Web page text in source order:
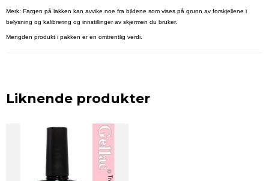
Merk: Fargen på lakken kan avvike noe fra bildene som vises på grunn av forskjellene i
belysning og kalibrering og innstillinger av skjermen du bruker.
Mengden produkt i pakken er en omtrentlig verdi.
Liknende produkter